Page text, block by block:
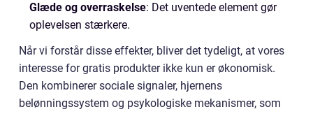
Glæde og overraskelse: Det uventede element gør
oplevelsen stærkere.
Når vi forstår disse effekter, bliver det tydeligt, at vores
interesse for gratis produkter ikke kun er økonomisk.
Den kombinerer sociale signaler, hjernens
belønningssystem og psykologiske mekanismer, som